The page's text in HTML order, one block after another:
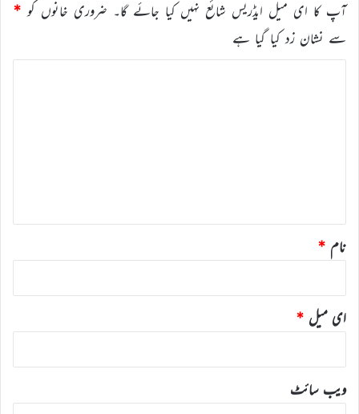
آپ کا ای میل ایڈریس شائع نہیں کیا جائے گا۔ ضروری خانوں کو *
سے نشان زد کیا گیا ہے
نام *
ای میل *
ویب‌ سائٹ